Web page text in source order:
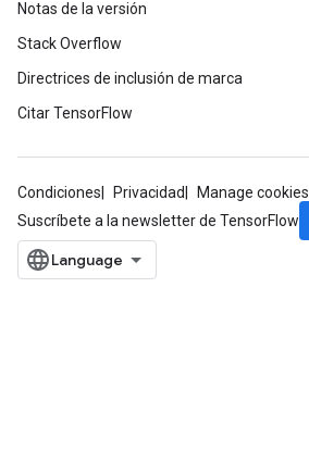
Notas de la versión
Stack Overflow
Directrices de inclusión de marca
Citar TensorFlow
Condiciones Privacidad
Manage cookies
Suscríbete a la newsletter de TensorFlow